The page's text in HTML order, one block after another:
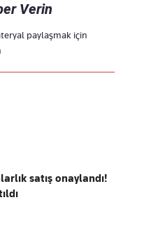
Verin
paylaşmak için
satış onaylandı!